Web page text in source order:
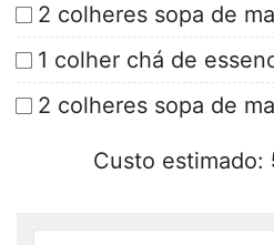
2 colheres sopa de
1 colher chá de
2 colheres sopa de
Custo estimado: